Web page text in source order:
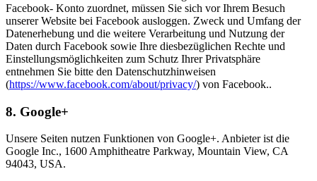
Facebook- Konto zuordnet, müssen Sie sich vor Ihrem Besuch
unserer Website bei Facebook ausloggen. Zweck und Umfang der
Datenerhebung und die weitere Verarbeitung und Nutzung der
Daten durch Facebook sowie Ihre diesbezüglichen Rechte und
Einstellungsmöglichkeiten zum Schutz Ihrer Privatsphäre
entnehmen Sie bitte den Datenschutzhinweisen
(https://www.facebook.com/about/privacy/) von Facebook..
8. Google+
Unsere Seiten nutzen Funktionen von Google+. Anbieter ist die
Google Inc., 1600 Amphitheatre Parkway, Mountain View, CA
94043, USA.